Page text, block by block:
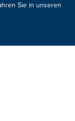
Sie in unseren